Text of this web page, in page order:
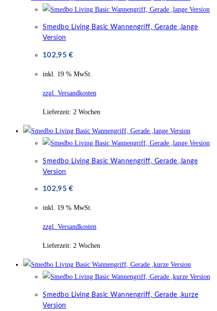
Smedbo Living Basic Wannengriff, Gerade ,lange
Version
102,95€
inkl. 19 % MwSt.
zzgl. Versandkosten
Lieferzeit: 2 Wochen
Smedbo Living Basic Wannengriff, Gerade ,lange
Version
102,95€
inkl. 19 % MwSt.
zzgl. Versandkosten
Lieferzeit: 2 Wochen
Smedbo Living Basic Wannengriff, Gerade ,kurze
Version